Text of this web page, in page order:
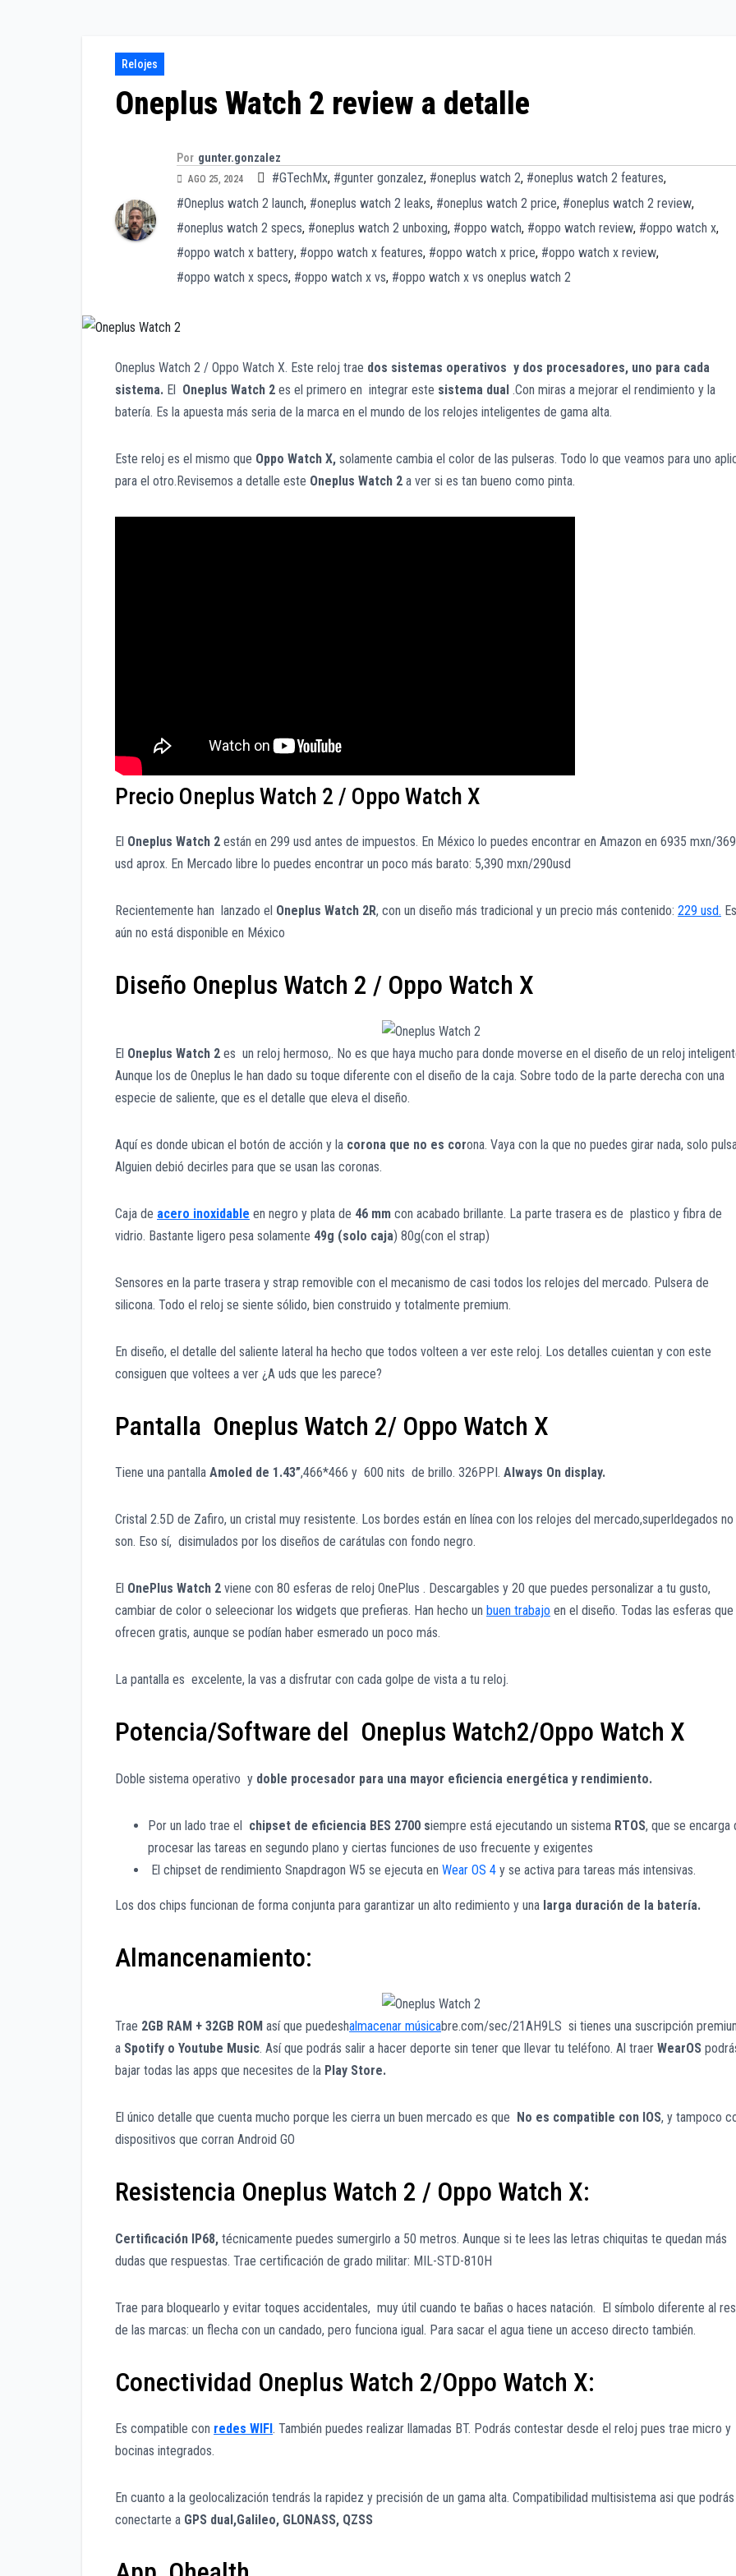
Relojes
Oneplus Watch 2 review a detalle
Por gunter.gonzalez
AGO 25, 2024 #GTechMx, #gunter gonzalez, #oneplus watch 2, #oneplus watch 2 features,
#Oneplus watch 2 launch, #oneplus watch 2 leaks, #oneplus watch 2 price, #oneplus watch 2 review,
#oneplus watch 2 specs, #oneplus watch 2 unboxing, #oppo watch, #oppo watch review, #oppo watch x,
#oppo watch x battery, #oppo watch x features, #oppo watch x price, #oppo watch x review,
#oppo watch x specs, #oppo watch x vs, #oppo watch x vs oneplus watch 2
Oneplus Watch 2 / Oppo Watch X. Este reloj trae dos sistemas operativos y dos procesadores, uno para cada
sistema. El Oneplus Watch 2 es el primero en integrar este sistema dual .Con miras a mejorar el rendimiento y la
batería. Es la apuesta más seria de la marca en el mundo de los relojes inteligentes de gama alta.
Este reloj es el mismo que Oppo Watch X, solamente cambia el color de las pulseras. Todo lo que veamos para uno
para el otro.Revisemos a detalle este Oneplus Watch 2 a ver si es tan bueno como pinta.
Precio Oneplus Watch 2 / Oppo Watch X
El Oneplus Watch 2 están en 299 usd antes de impuestos. En México lo puedes encontrar en Amazon en 6935 mxn/369
usd aprox. En Mercado libre lo puedes encontrar un poco más barato: 5,390 mxn/290usd
Recientemente han lanzado el Oneplus Watch 2R, con un diseño más tradicional y un precio más contenido: 229 usd.
aún no está disponible en México
Diseño Oneplus Watch 2 / Oppo Watch X
El Oneplus Watch 2 es un reloj hermoso,. No es que haya mucho para donde moverse en el diseño de un reloj
Aunque los de Oneplus le han dado su toque diferente con el diseño de la caja. Sobre todo de la parte derecha con una
especie de saliente, que es el detalle que eleva el diseño.
Aquí es donde ubican el botón de acción y la corona que no es corona. Vaya con la que no puedes girar nada, solo
Alguien debió decirles para que se usan las coronas.
Caja de acero inoxidable en negro y plata de 46 mm con acabado brillante. La parte trasera es de plastico y fibra de
vidrio. Bastante ligero pesa solamente 49g (solo caja) 80g(con el strap)
Sensores en la parte trasera y strap removible con el mecanismo de casi todos los relojes del mercado. Pulsera de
silicona. Todo el reloj se siente sólido, bien construido y totalmente premium.
En diseño, el detalle del saliente lateral ha hecho que todos volteen a ver este reloj. Los detalles cuientan y con este
consiguen que voltees a ver ¿A uds que les parece?
Pantalla Oneplus Watch 2/ Oppo Watch X
Tiene una pantalla Amoled de 1.43”,466*466 y 600 nits de brillo. 326PPI. Always On display.
Cristal 2.5D de Zafiro, un cristal muy resistente. Los bordes están en línea con los relojes del mercado,superldegados no
son. Eso sí, disimulados por los diseños de carátulas con fondo negro.
El OnePlus Watch 2 viene con 80 esferas de reloj OnePlus . Descargables y 20 que puedes personalizar a tu gusto,
cambiar de color o seleecionar los widgets que prefieras. Han hecho un buen trabajo en el diseño. Todas las esferas que
ofrecen gratis, aunque se podían haber esmerado un poco más.
La pantalla es excelente, la vas a disfrutar con cada golpe de vista a tu reloj.
Potencia/Software del Oneplus Watch2/Oppo Watch X
Doble sistema operativo y doble procesador para una mayor eficiencia energética y rendimiento.
Por un lado trae el chipset de eficiencia BES 2700 siempre está ejecutando un sistema RTOS, que se encarga
procesar las tareas en segundo plano y ciertas funciones de uso frecuente y exigentes
El chipset de rendimiento Snapdragon W5 se ejecuta en Wear OS 4 y se activa para tareas más intensivas.
Los dos chips funcionan de forma conjunta para garantizar un alto redimiento y una larga duración de la batería.
Almancenamiento:
Trae 2GB RAM + 32GB ROM así que puedeshalmacenar músicabre.com/sec/21AH9LS si tienes una suscripción
a Spotify o Youtube Music. Así que podrás salir a hacer deporte sin tener que llevar tu teléfono. Al traer WearOS
bajar todas las apps que necesites de la Play Store.
El único detalle que cuenta mucho porque les cierra un buen mercado es que No es compatible con IOS, y tampoco
dispositivos que corran Android GO
Resistencia Oneplus Watch 2 / Oppo Watch X:
Certificación IP68, técnicamente puedes sumergirlo a 50 metros. Aunque si te lees las letras chiquitas te quedan más
dudas que respuestas. Trae certificación de grado militar: MIL-STD-810H
Trae para bloquearlo y evitar toques accidentales, muy útil cuando te bañas o haces natación. El símbolo diferente al
de las marcas: un flecha con un candado, pero funciona igual. Para sacar el agua tiene un acceso directo también.
Conectividad Oneplus Watch 2/Oppo Watch X:
Es compatible con redes WIFI. También puedes realizar llamadas BT. Podrás contestar desde el reloj pues trae micro y
bocinas integrados.
En cuanto a la geolocalización tendrás la rapidez y precisión de un gama alta. Compatibilidad multisistema asi que podrás
conectarte a GPS dual,Galileo, GLONASS, QZSS